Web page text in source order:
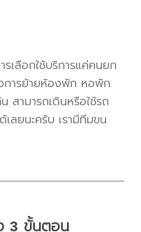
เลือกใช้บริการแค่คนยก
การย้ายห้องพัก หอพัก
สามารถเดินหรือใช้รถ
เลยนะครับ เรามีทีมขน
3 ขั้นตอน